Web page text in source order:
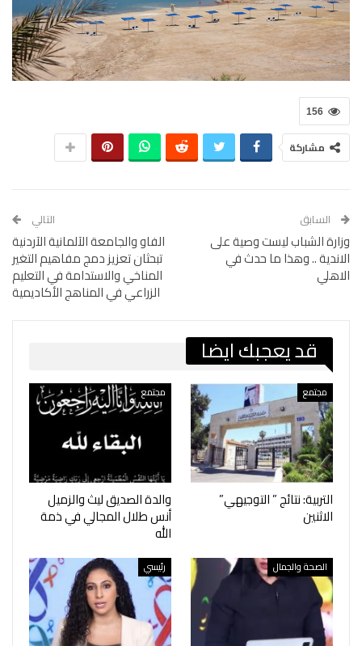
156
مشاركة
السابق
وزارة الشباب ليست وصية على
الاندية .. وهذا ما حدث في
الاهلي
التالي
الفاو والجامعة الآلمانية الآردنية
تبحثان تعزيز دمج مفاهيم التغير
المناخي والاستدامة في التعليم
الزراعي في المناهج الأكاديمية
قد يعجبك ايضا
مجتمع
التربية: نتائج ” التوجيهي”
الاثنين
مجتمع
والدة الصديق ليث والزميل
أنس طلال المجالي في ذمة
الله
الصحة والجمال رئيسي